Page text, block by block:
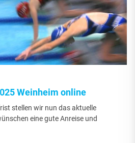
Weinheim online
stellen wir nun das aktuelle
eine gute Anreise und